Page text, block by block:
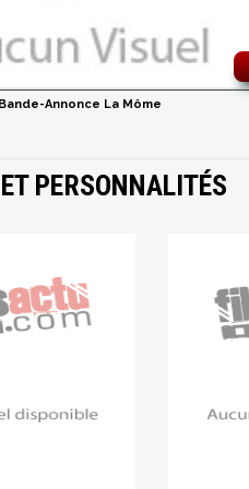
Bande-Annonce La Môme
PERSONNALITÉS